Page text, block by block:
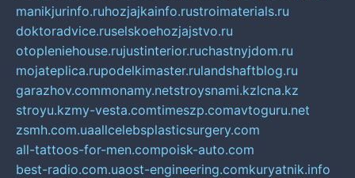
manikjurinfo.ruhozjajkainfo.rustroimaterials.ru
doktoradvice.ruselskoehozjajstvo.ru
otopleniehouse.rujustinterior.ruchastnyjdom.ru
mojateplica.rupodelkimaster.rulandshaftblog.ru
garazhov.commonamy.netstroysnami.kzlcna.kz
stroyu.kzmy-vesta.comtimeszp.comavtoguru.net
zsmh.com.uaallcelebsplasticsurgery.com
all-tattoos-for-men.compoisk-auto.com
best-radio.com.uaost-engineering.comkuryatnik.info